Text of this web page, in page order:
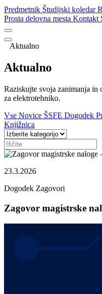
Predmetnik Študijski koledar
Prosta delovna mesta Kontakt
Aktualno
Aktualno
Raziskujte svoja zanimanja in
za elektrotehniko.
Vse Novice ŠSFE Dogodek
Knjižnica
23.3.2026
Dogodek Zagovori
Zagovor magistrske